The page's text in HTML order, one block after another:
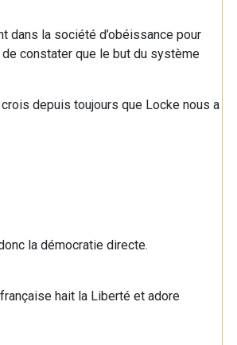
dans la société d’obéissance pour
constater que le but du système
depuis toujours que Locke nous a
la démocratie directe.
hait la Liberté et adore